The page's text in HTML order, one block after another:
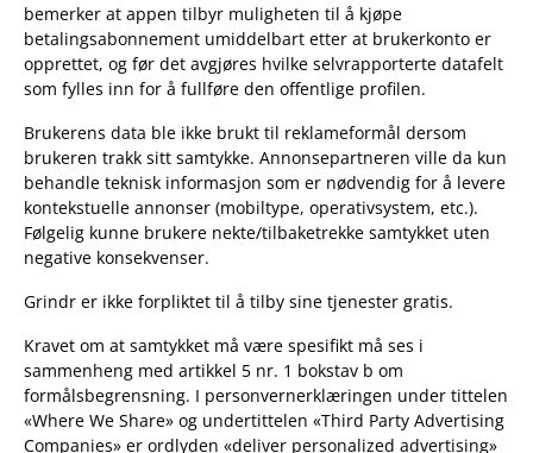
bemerker at appen tilbyr muligheten til å kjøpe
betalingsabonnement umiddelbart etter at brukerkonto er
opprettet, og før det avgjøres hvilke selvrapporterte datafelt
som fylles inn for å fullføre den offentlige profilen.
Brukerens data ble ikke brukt til reklameformål dersom
brukeren trakk sitt samtykke. Annonsepartneren ville da kun
behandle teknisk informasjon som er nødvendig for å levere
kontekstuelle annonser (mobiltype, operativsystem, etc.).
Følgelig kunne brukere nekte/tilbaketrekke samtykket uten
negative konsekvenser.
Grindr er ikke forpliktet til å tilby sine tjenester gratis.
Kravet om at samtykket må være spesifikt må ses i
sammenheng med artikkel 5 nr. 1 bokstav b om
formålsbegrensning. I personvernerklæringen under tittelen
«Where We Share» og undertittelen «Third Party Advertising
Companies» er ordlyden «deliver personalized advertising»